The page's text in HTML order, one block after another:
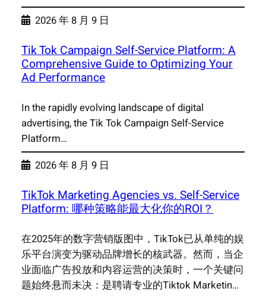
2026 年 8 月 9 日
Tik Tok Campaign Self-Service Platform: A
Comprehensive Guide to Optimizing Your
Ad Performance
In the rapidly evolving landscape of digital
advertising, the Tik Tok Campaign Self-Service
Platform…
2026 年 8 月 9 日
TikTok Marketing Agencies vs. Self-Service
Platform: 哪种策略能最大化你的ROI？
在2025年的数字营销版图中，TikTok已从单纯的娱
乐平台演变为驱动品牌增长的核武器。然而，当企
业面临广告投放和内容运营的决策时，一个关键问
题始终悬而未决：是聘请专业的Tiktok Marketin…